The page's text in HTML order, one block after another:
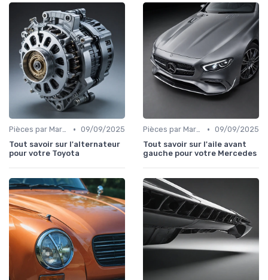
Pièces par Marque de Voiture • 09/09/2025
Tout savoir sur l'alternateur
pour votre Toyota
Pièces par Marque de Voiture • 09/09/2025
Tout savoir sur l'aile avant
gauche pour votre Mercedes